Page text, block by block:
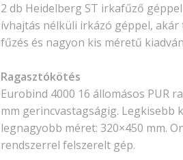
2 db Heidelberg ST irkafűző
ívhajtás nélküli irkázó géppel,
fűzés és nagyon kis méretű
Ragasztókötés
Eurobind 4000 16 állomásos PUR
mm gerincvastagságig. Legkisebb
legnagyobb méret: 320×450 mm.
rendszerrel felszerelt gép.